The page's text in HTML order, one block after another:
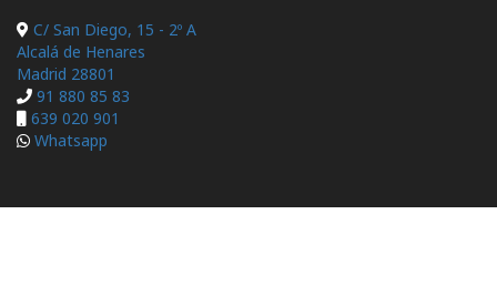
C/ San Diego, 15 - 2º A
Alcalá de Henares
Madrid 28801
91 880 85 83
639 020 901
Whatsapp